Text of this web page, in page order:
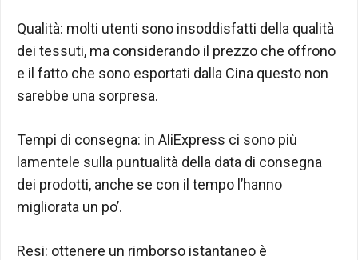
Qualità: molti utenti sono insoddisfatti della qualità
dei tessuti, ma considerando il prezzo che offrono
e il fatto che sono esportati dalla Cina questo non
sarebbe una sorpresa.
Tempi di consegna: in AliExpress ci sono più
lamentele sulla puntualità della data di consegna
dei prodotti, anche se con il tempo l’hanno
migliorata un po’.
Resi: ottenere un rimborso istantaneo è